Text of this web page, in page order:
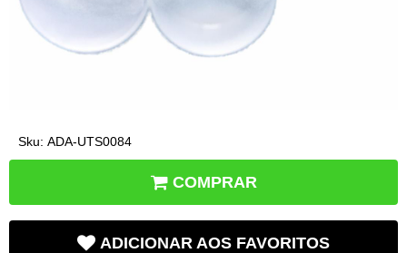
Sku: ADA-UTS0084
COMPRAR
ADICIONAR AOS FAVORITOS